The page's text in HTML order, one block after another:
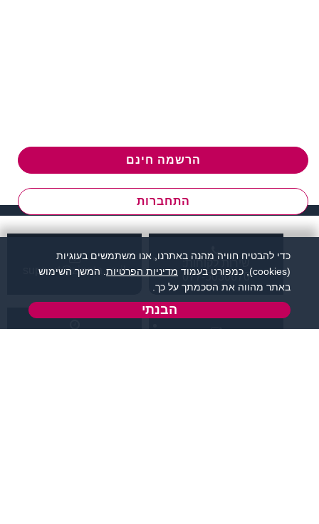
הרשמה חינם
התחברות
שירות לקוחות:
077-5030670
support@zigota.co.il
כדי להבטיח חוויה מהנה באתרנו, אנו משתמשים בעוגיות
(cookies), כמפורט בעמוד
מדיניות הפרטיות . המשך השימוש
באתר מהווה את הסכמתך על כך.
הבנתי